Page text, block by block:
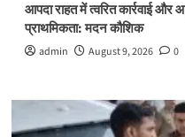
आपदा राहत में त्वरित कार्रवाई
प्राथमिकता: मदन कौशिक
admin August 9, 2026 0